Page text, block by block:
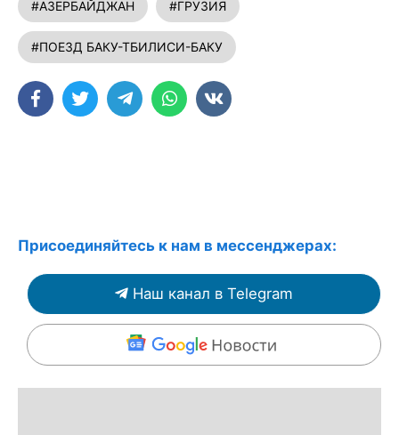
#АЗЕРБАЙДЖАН #ГРУЗИЯ
#ПОЕЗД БАКУ-ТБИЛИСИ-БАКУ
Присоединяйтесь к нам в мессенджерах:
Наш канал в Telegram